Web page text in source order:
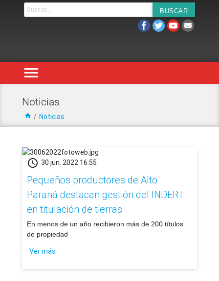
menu
Noticias
home / Noticias
schedule 30 jun. 2022 16:55
Pequeños productores de Alto
Paraná destacan gestión del INDERT
en titulación de tierras
​En menos de un año recibieron más de 200 títulos
de propiedad
Ver más